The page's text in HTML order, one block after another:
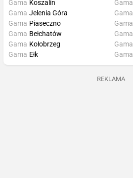
Gama Koszalin
Gama Jelenia Góra
Gama
Gama
Gama Piaseczno
Gama Bełchatów
Gama Kołobrzeg
Gama Ełk
Gama
Gama
Gama
Gama
REKLAMA